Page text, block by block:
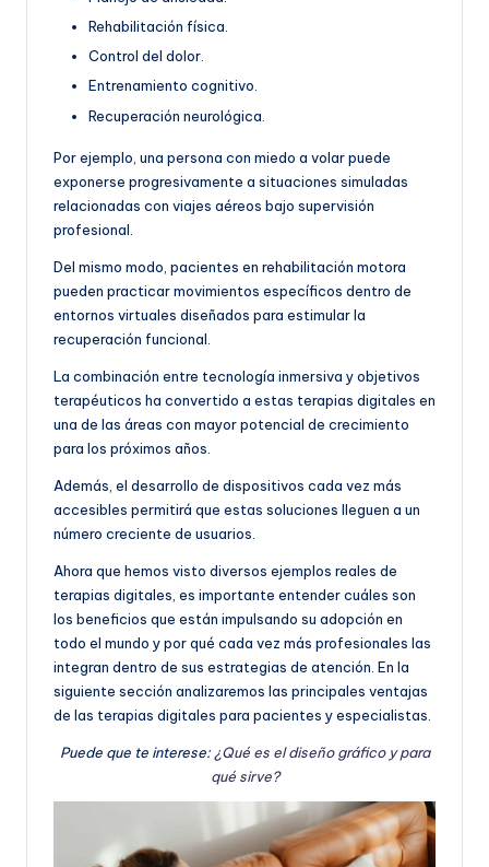
Rehabilitación física.
Control del dolor.
Entrenamiento cognitivo.
Recuperación neurológica.
Por ejemplo, una persona con miedo a volar puede
exponerse progresivamente a situaciones simuladas
relacionadas con viajes aéreos bajo supervisión
profesional.
Del mismo modo, pacientes en rehabilitación motora
pueden practicar movimientos específicos dentro de
entornos virtuales diseñados para estimular la
recuperación funcional.
La combinación entre tecnología inmersiva y objetivos
terapéuticos ha convertido a estas terapias digitales en
una de las áreas con mayor potencial de crecimiento
para los próximos años.
Además, el desarrollo de dispositivos cada vez más
accesibles permitirá que estas soluciones lleguen a un
número creciente de usuarios.
Ahora que hemos visto diversos ejemplos reales de
terapias digitales, es importante entender cuáles son
los beneficios que están impulsando su adopción en
todo el mundo y por qué cada vez más profesionales las
integran dentro de sus estrategias de atención. En la
siguiente sección analizaremos las principales ventajas
de las terapias digitales para pacientes y especialistas.
Puede que te interese:¿Qué es el diseño gráfico y para
qué sirve?